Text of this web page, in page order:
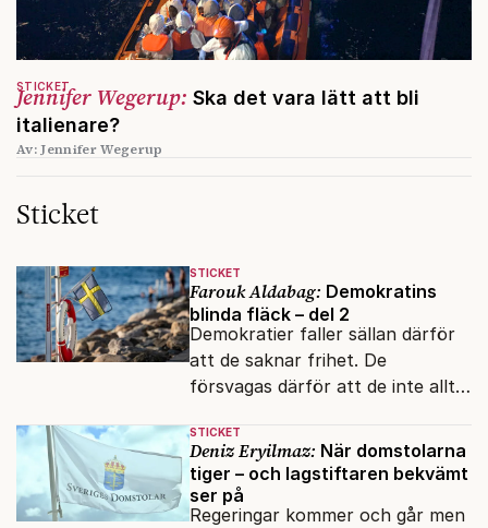
Jennifer Wegerup: Ska det vara lätt att bli
italienare?
STICKET
Av: Jennifer Wegerup
Sticket
STICKET
Farouk Aldabag: Demokratins
blinda fläck – del 2
Demokratier faller sällan därför
att de saknar frihet. De
försvagas därför att de inte alltid
naivitet.
STICKET
Deniz Eryilmaz: När domstolarna
tiger – och lagstiftaren bekvämt
ser på
Regeringar kommer och går men